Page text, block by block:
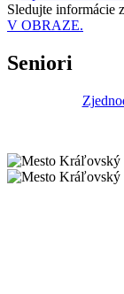
Sledujte informácie
V OBRAZE.
Seniori